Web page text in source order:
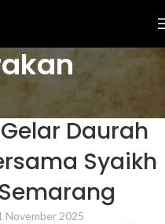
Gelar Daurah
Syaikh
November 2025